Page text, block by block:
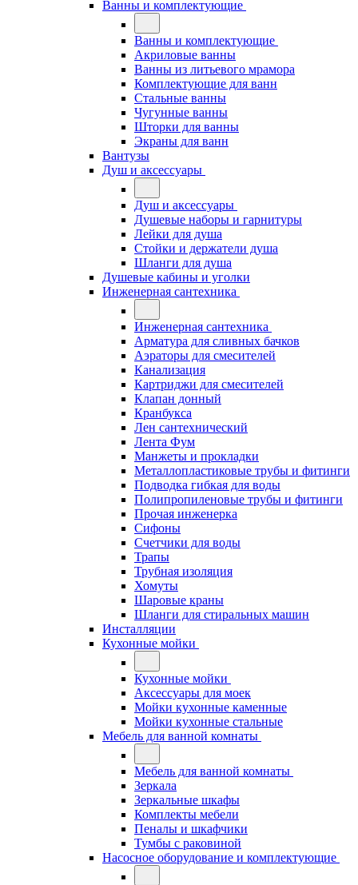
Ванны и комплектующие
Ванны и комплектующие
Акриловые ванны
Ванны из литьевого мрамора
Комплектующие для ванн
Стальные ванны
Чугунные ванны
Шторки для ванны
Экраны для ванн
Вантузы
Душ и аксессуары
Душ и аксессуары
Душевые наборы и гарнитуры
Лейки для душа
Стойки и держатели душа
Шланги для душа
Душевые кабины и уголки
Инженерная сантехника
Инженерная сантехника
Арматура для сливных бачков
Аэраторы для смесителей
Канализация
Картриджи для смесителей
Клапан донный
Кранбукса
Лен сантехнический
Лента Фум
Манжеты и прокладки
Металлопластиковые трубы и фитинги
Подводка гибкая для воды
Полипропиленовые трубы и фитинги
Прочая инженерка
Сифоны
Счетчики для воды
Трапы
Трубная изоляция
Хомуты
Шаровые краны
Шланги для стиральных машин
Инсталляции
Кухонные мойки
Кухонные мойки
Аксессуары для моек
Мойки кухонные каменные
Мойки кухонные стальные
Мебель для ванной комнаты
Мебель для ванной комнаты
Зеркала
Зеркальные шкафы
Комплекты мебели
Пеналы и шкафчики
Тумбы с раковиной
Насосное оборудование и комплектующие